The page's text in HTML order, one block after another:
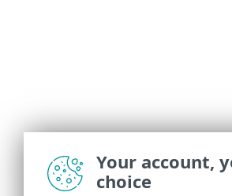
Your account,
choice